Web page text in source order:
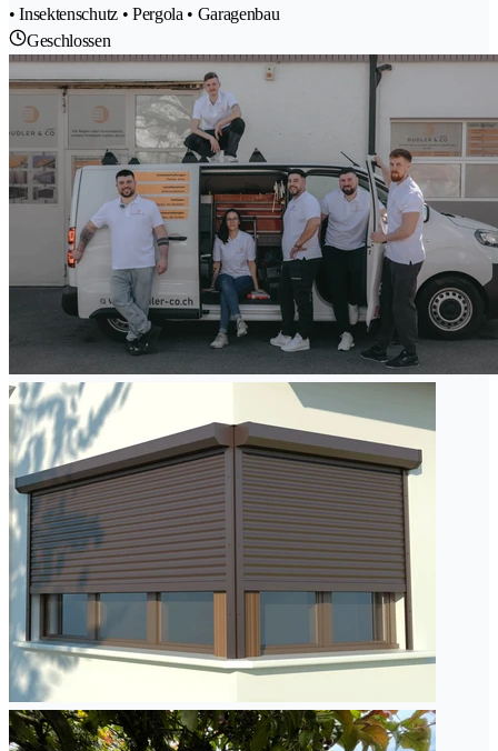
• Insektenschutz • Pergola • Garagenbau
Geschlossen